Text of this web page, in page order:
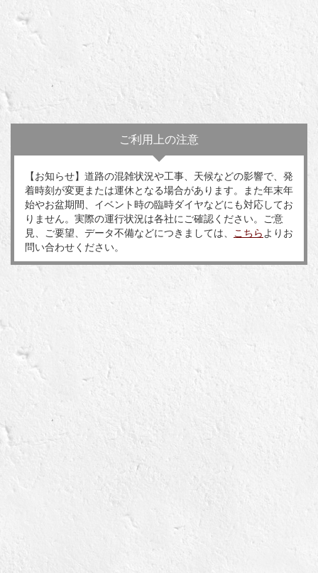
ご利用上の注意
【お知らせ】道路の混雑状況や工事、天候などの影響で、発
着時刻が変更または運休となる場合があります。また年末年
始やお盆期間、イベント時の臨時ダイヤなどにも対応してお
りません。実際の運行状況は各社にご確認ください。ご意
見、ご要望、データ不備などにつきましては、
こちら よりお
問い合わせください。